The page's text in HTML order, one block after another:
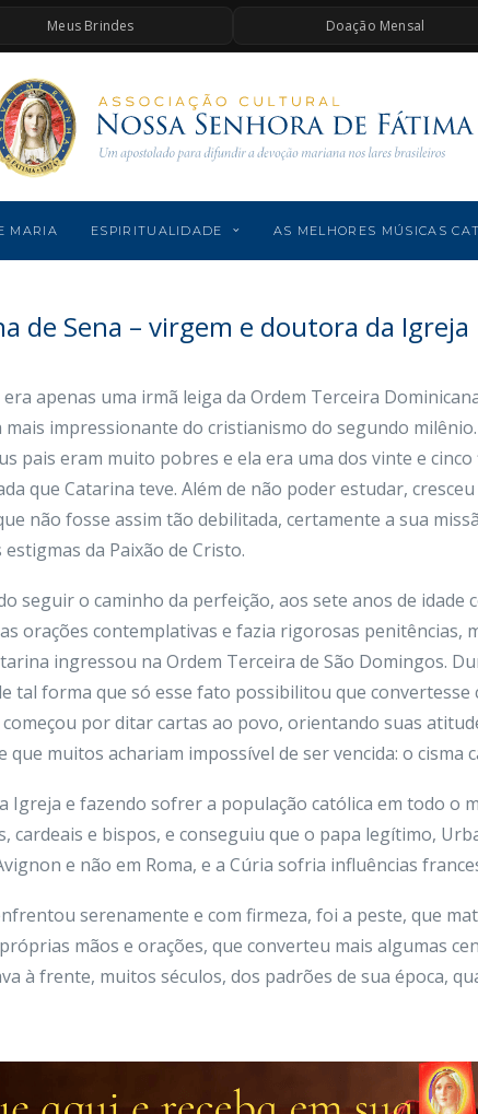
Meus Brindes Doação Mensal
MARIA ESPIRITUALIDADE AS MELHORES MÚSICAS
de Sena – virgem e doutora da
apenas uma irmã leiga da Ordem Terceira
impressionante do cristianismo do segundo
pais eram muito pobres e ela era uma dos vinte e
que Catarina teve. Além de não poder estudar,
não fosse assim tão debilitada, certamente a sua
da Paixão de Cristo.
seguir o caminho da perfeição, aos sete anos de
orações contemplativas e fazia rigorosas penitências,
ingressou na Ordem Terceira de São Domingos.
tal forma que só esse fato possibilitou que
por ditar cartas ao povo, orientando suas
muitos achariam impossível de ser vencida: o cisma
Igreja e fazendo sofrer a população católica em todo o
e bispos, e conseguiu que o papa legítimo,
e não em Roma, e a Cúria sofria influências
serenamente e com firmeza, foi a peste, que
mãos e orações, que converteu mais algumas
à frente, muitos séculos, dos padrões de sua época,